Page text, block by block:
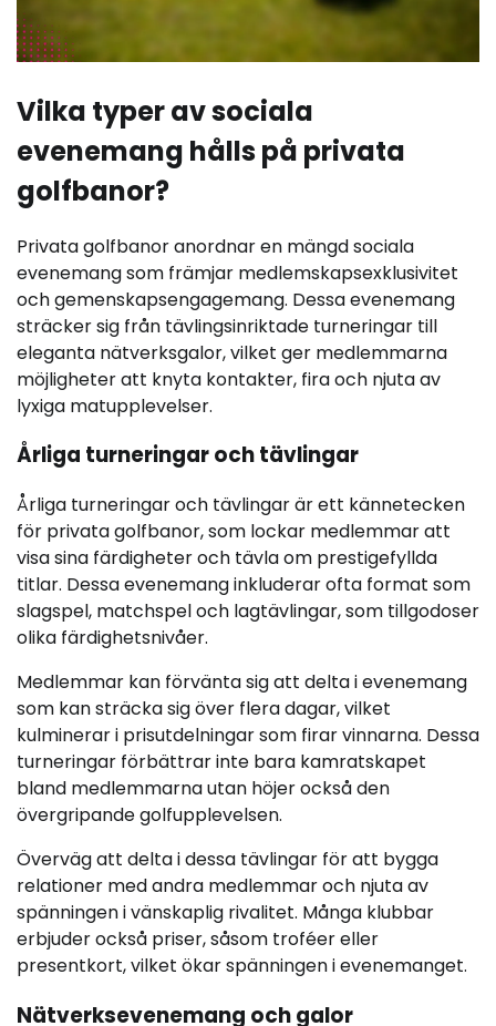
Vilka typer av sociala
evenemang hålls på privata
golfbanor?
Privata golfbanor anordnar en mängd sociala
evenemang som främjar medlemskapsexklusivitet
och gemenskapsengagemang. Dessa evenemang
sträcker sig från tävlingsinriktade turneringar till
eleganta nätverksgalor, vilket ger medlemmarna
möjligheter att knyta kontakter, fira och njuta av
lyxiga matupplevelser.
Årliga turneringar och tävlingar
Årliga turneringar och tävlingar är ett kännetecken
för privata golfbanor, som lockar medlemmar att
visa sina färdigheter och tävla om prestigefyllda
titlar. Dessa evenemang inkluderar ofta format som
slagspel, matchspel och lagtävlingar, som tillgodoser
olika färdighetsnivåer.
Medlemmar kan förvänta sig att delta i evenemang
som kan sträcka sig över flera dagar, vilket
kulminerar i prisutdelningar som firar vinnarna. Dessa
turneringar förbättrar inte bara kamratskapet
bland medlemmarna utan höjer också den
övergripande golfupplevelsen.
Överväg att delta i dessa tävlingar för att bygga
relationer med andra medlemmar och njuta av
spänningen i vänskaplig rivalitet. Många klubbar
erbjuder också priser, såsom troféer eller
presentkort, vilket ökar spänningen i evenemanget.
Nätverksevenemang och galor